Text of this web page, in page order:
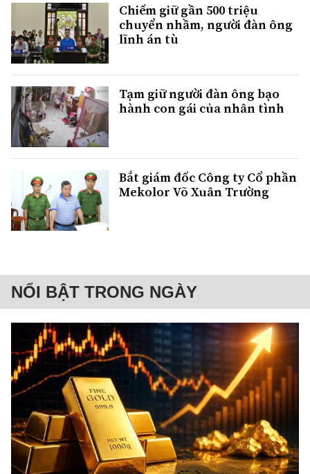
Chiếm giữ gần 500 triệu
chuyển nhầm, người đàn ông
lĩnh án tù
Tạm giữ người đàn ông bạo
hành con gái của nhân tình
Bắt giám đốc Công ty Cổ phần
Mekolor Võ Xuân Trường
NỔI BẬT TRONG NGÀY